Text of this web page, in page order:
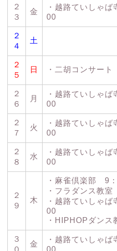
２
３
金
・越路ていしゃ
00
２
４
土
２
５
日 ・二胡コンサー
２
６
月
・越路ていしゃ
00
２
７
火
・越路ていしゃ
00
２
８
水
・越路ていしゃ
00
２
９
木
・麻雀倶楽部 9
・フラダンス教
・越路ていしゃ
00
・HIPHOPダン
３
０
金
・越路ていしゃ
00